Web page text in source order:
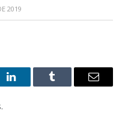
2019
LinkedInTumblr
E-